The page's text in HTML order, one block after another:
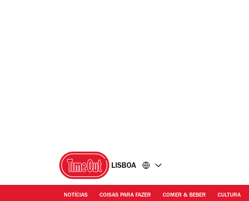
LISBOA
NOTÍCIAS COISAS PARA FAZER COMER & BEBER CULTURA